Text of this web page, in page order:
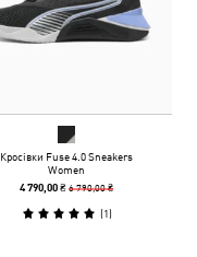
Кросівки Fuse 4.0 Sneakers
Women
4 790,00 ₴6 790,00 ₴
(1)